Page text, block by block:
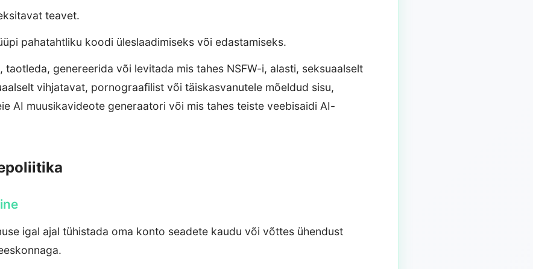
teavet.
pahatahtliku koodi üleslaadimiseks või edastamiseks.
taotleda, genereerida või levitada mis tahes NSFW-i, alasti, seksuaalselt
vihjatavat, pornograafilist või täiskasvanutele mõeldud sisu,
AI muusikavideote generaatori või mis tahes teiste veebisaidi AI-
igal ajal tühistada oma konto seadete kaudu või võttes ühendust